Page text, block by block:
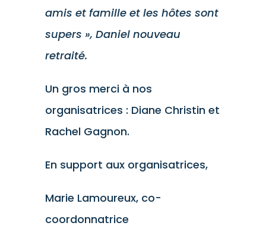
amis et famille et les hôtes sont
supers », Daniel nouveau
retraité.
Un gros merci à nos
organisatrices : Diane Christin et
Rachel Gagnon.
En support aux organisatrices,
Marie Lamoureux, co-
coordonnatrice